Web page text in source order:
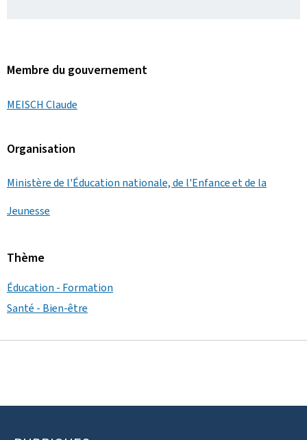
Membre du gouvernement
MEISCH Claude
Organisation
Ministère de l'Éducation nationale, de l'Enfance et de la
Jeunesse
Thème
Éducation - Formation
Santé - Bien-être